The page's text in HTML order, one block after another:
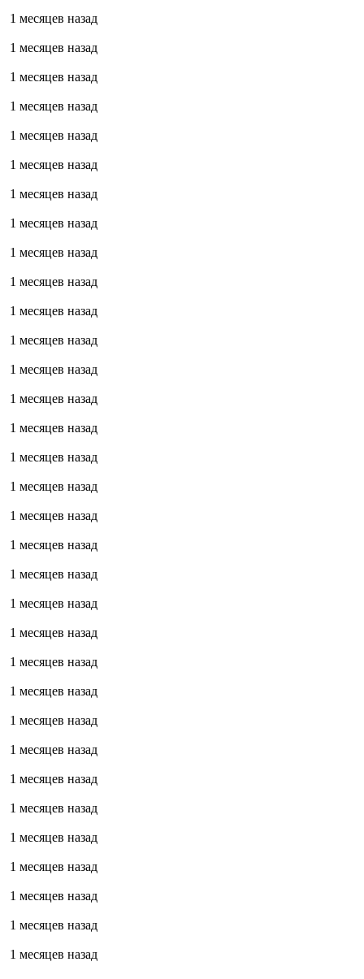
1 месяцев назад
1 месяцев назад
1 месяцев назад
1 месяцев назад
1 месяцев назад
1 месяцев назад
1 месяцев назад
1 месяцев назад
1 месяцев назад
1 месяцев назад
1 месяцев назад
1 месяцев назад
1 месяцев назад
1 месяцев назад
1 месяцев назад
1 месяцев назад
1 месяцев назад
1 месяцев назад
1 месяцев назад
1 месяцев назад
1 месяцев назад
1 месяцев назад
1 месяцев назад
1 месяцев назад
1 месяцев назад
1 месяцев назад
1 месяцев назад
1 месяцев назад
1 месяцев назад
1 месяцев назад
1 месяцев назад
1 месяцев назад
1 месяцев назад